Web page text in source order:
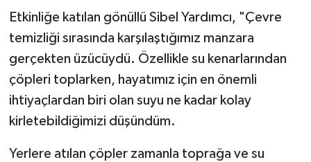
Etkinliğe katılan gönüllü Sibel Yardımcı, "Çevre
temizliği sırasında karşılaştığımız manzara
gerçekten üzücüydü. Özellikle su kenarlarından
çöpleri toplarken, hayatımız için en önemli
ihtiyaçlardan biri olan suyu ne kadar kolay
kirletebildiğimizi düşündüm.
Yerlere atılan çöpler zamanla toprağa ve su